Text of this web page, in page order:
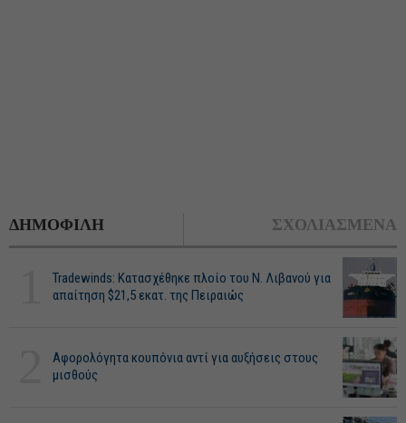
ΔΗΜΟΦΙΛΗ ΣΧΟΛΙΑΣΜΕΝΑ
Tradewinds: Κατασχέθηκε πλοίο του Ν. Λιβανού για
απαίτηση $21,5 εκατ. της Πειραιώς
Αφορολόγητα κουπόνια αντί για αυξήσεις στους
μισθούς